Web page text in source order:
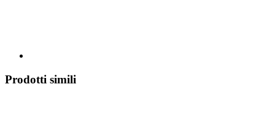
Prodotti simili